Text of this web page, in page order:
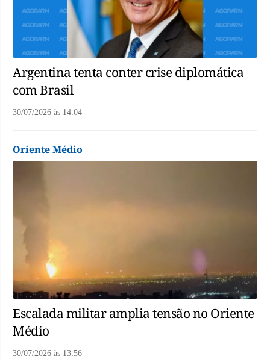
Argentina tenta conter crise diplomática
com Brasil
30/07/2026 às 14:04
Oriente Médio
Escalada militar amplia tensão no Oriente
Médio
30/07/2026 às 13:56